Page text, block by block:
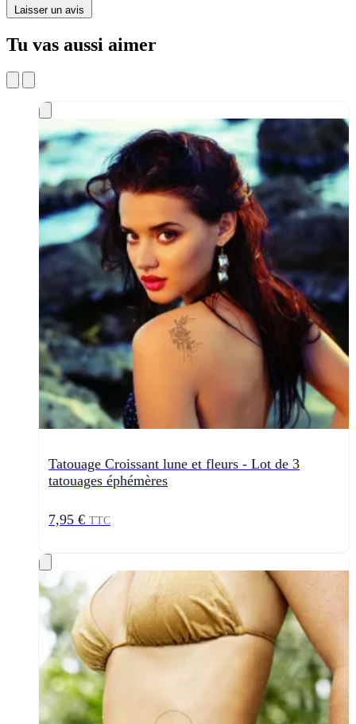
Laisser un avis
Tu vas aussi aimer
Tatouage Croissant lune et fleurs - Lot de 3
tatouages éphémères
7,95 € TTC